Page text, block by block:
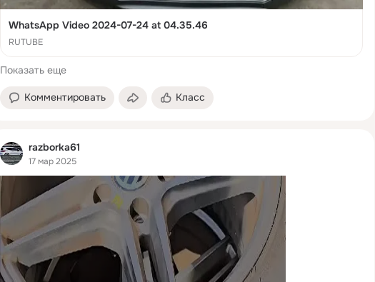
WhatsApp Video 2024-07-24 at 04.35.46
RUTUBE
Показать еще
Комментировать Класс
razborka61
17 мар 2025